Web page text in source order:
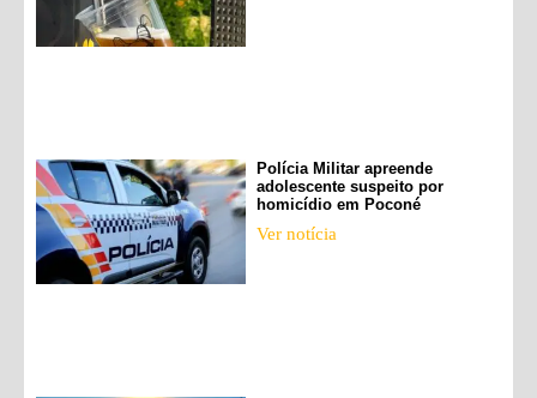
Polícia Militar apreende
adolescente suspeito por
homicídio em Poconé
Ver notícia